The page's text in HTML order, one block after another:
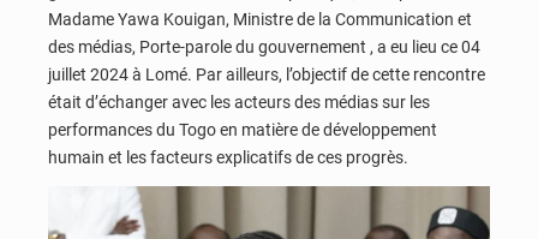
Madame Yawa Kouigan, Ministre de la Communication et
des médias, Porte-parole du gouvernement , a eu lieu ce 04
juillet 2024 à Lomé. Par ailleurs, l’objectif de cette rencontre
était d’échanger avec les acteurs des médias sur les
performances du Togo en matière de développement
humain et les facteurs explicatifs de ces progrès.